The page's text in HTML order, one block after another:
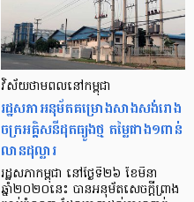
វិស័យ​ថាមពល​នៅ​កម្ពុជា
រដ្ឋ​សភា​អនុម័ត​គម្រោង​សាងសង់​រោង
ចក្រ​អគ្គិសនី​ដុត​ធ្យូង​ថ្ម​ ​តម្លៃ​​ជាង​១​ពាន់​
លាន​ដុល្លារ
រដ្ឋសភា​កម្ពុជា នៅថ្ងៃទី​២៦ ខែ​មីនា
ឆ្នាំ២០២០​នេះ បាន​អនុម័ត​សេចក្តី​ព្រាង​